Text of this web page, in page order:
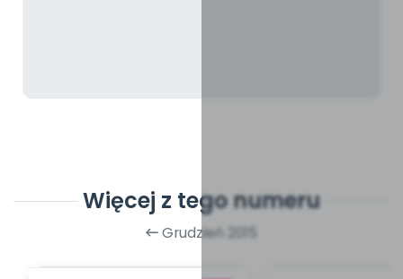
Więcej z tego numeru
Grudzień 2015